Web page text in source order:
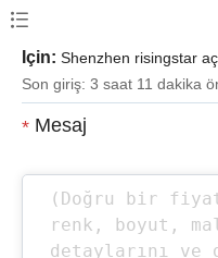
Için: Shenzhen risingstar
Son giriş: 3 saat 11 dakika
* Mesaj